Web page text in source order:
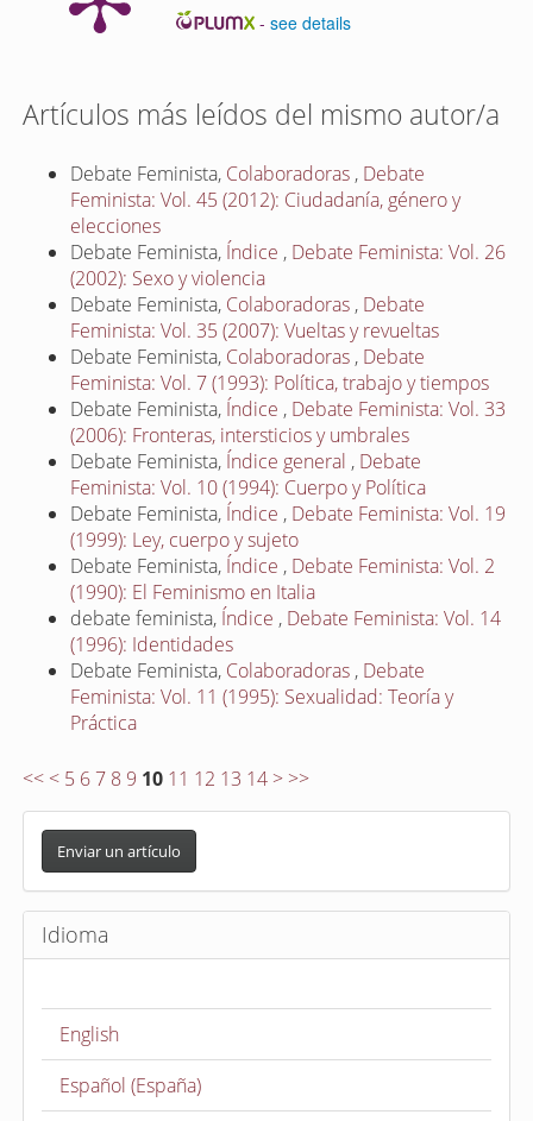
-see details
Artículos más leídos del mismo autor/a
Debate Feminista, Colaboradoras , Debate
Feminista: Vol. 45 (2012): Ciudadanía, género y
elecciones
Debate Feminista, Índice , Debate Feminista: Vol. 26
(2002): Sexo y violencia
Debate Feminista, Colaboradoras , Debate
Feminista: Vol. 35 (2007): Vueltas y revueltas
Debate Feminista, Colaboradoras , Debate
Feminista: Vol. 7 (1993): Política, trabajo y tiempos
Debate Feminista, Índice , Debate Feminista: Vol. 33
(2006): Fronteras, intersticios y umbrales
Debate Feminista, Índice general , Debate
Feminista: Vol. 10 (1994): Cuerpo y Política
Debate Feminista, Índice , Debate Feminista: Vol. 19
(1999): Ley, cuerpo y sujeto
Debate Feminista, Índice , Debate Feminista: Vol. 2
(1990): El Feminismo en Italia
debate feminista, Índice , Debate Feminista: Vol. 14
(1996): Identidades
Debate Feminista, Colaboradoras , Debate
Feminista: Vol. 11 (1995): Sexualidad: Teoría y
Práctica
<< < 5 6 7 8 9 10 11 12 13 14 > >>
E
v
i
a
Enviar un artículo
Idioma
English
Español (España)